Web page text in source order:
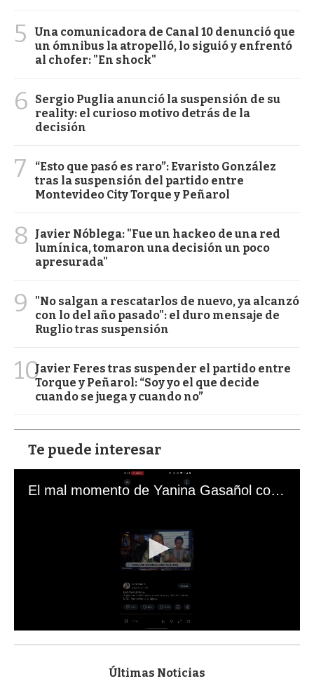
5
Una comunicadora de Canal 10 denunció que
un ómnibus la atropelló, lo siguió y enfrentó
al chofer: "En shock"
6
Sergio Puglia anunció la suspensión de su
reality: el curioso motivo detrás de la
decisión
7
“Esto que pasó es raro”: Evaristo González
tras la suspensión del partido entre
Montevideo City Torque y Peñarol
8
Javier Nóblega: "Fue un hackeo de una red
lumínica, tomaron una decisión un poco
apresurada"
9
"No salgan a rescatarlos de nuevo, ya alcanzó
con lo del año pasado": el duro mensaje de
Ruglio tras suspensión
10Javier Feres tras suspender el partido entre
Torque y Peñarol: “Soy yo el que decide
cuando se juega y cuando no”
Te puede interesar
El mal momento de Yanina Gasañol con un hincha argentino en "Subrayado"
s
Últimas Noticias